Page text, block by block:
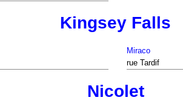
Kingsey Falls
Miraco
rue Tardif
Nicolet